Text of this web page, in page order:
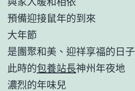
預備迎接鼠年的到來
大年節
是團聚和美、迎祥享福的日子
此時的包養站長神州年夜地
濃烈的年味兒